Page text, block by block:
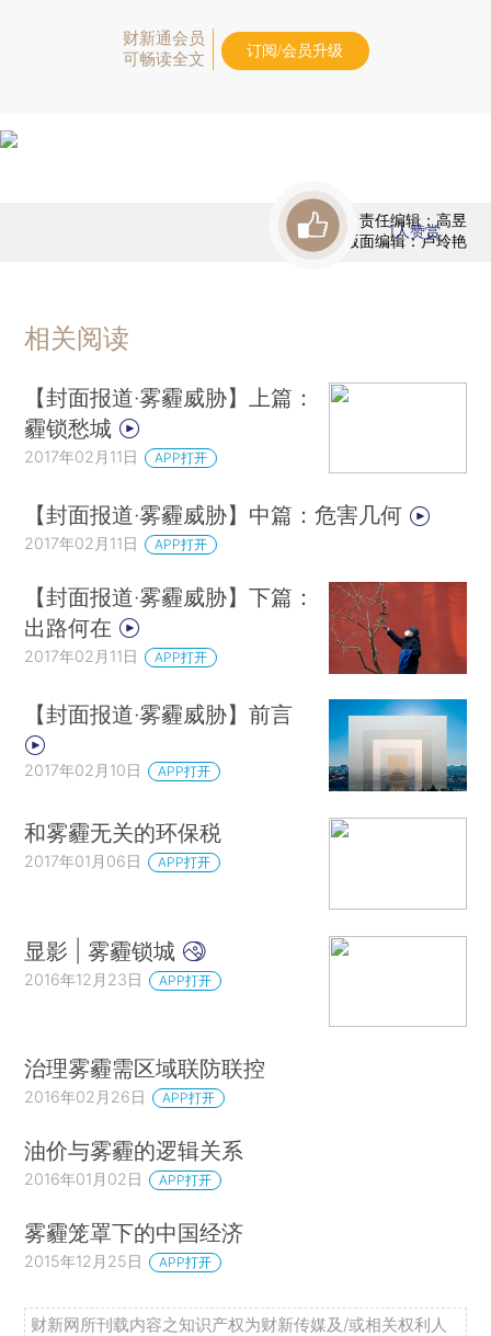
财新通会员
可畅读全文
订阅/会员升级
责任编辑：高昱
版面编辑：卢玲艳
1人赞赏
相关阅读
【封面报道·雾霾威胁】上篇：
霾锁愁城
2017年02月11日 APP打开
【封面报道·雾霾威胁】中篇：危害几何
2017年02月11日 APP打开
【封面报道·雾霾威胁】下篇：
出路何在
2017年02月11日 APP打开
【封面报道·雾霾威胁】前言
2017年02月10日 APP打开
和雾霾无关的环保税
2017年01月06日 APP打开
显影 | 雾霾锁城
2016年12月23日 APP打开
治理雾霾需区域联防联控
2016年02月26日 APP打开
油价与雾霾的逻辑关系
2016年01月02日 APP打开
雾霾笼罩下的中国经济
2015年12月25日 APP打开
财新网所刊载内容之知识产权为财新传媒及/或相关权利人